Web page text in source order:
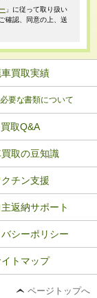
」に従って取り扱い
確認、同意の上、送
車買取実績
要な書類について
買取Q&A
取の豆知識
クチン支援
返納サポート
シーポリシー
トマップ
ページトップへ